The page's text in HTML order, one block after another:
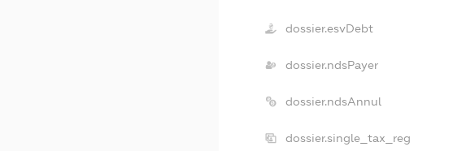
dossier.esvDebt
dossier.ndsPayer
dossier.ndsAnnul
dossier.single_tax_reg